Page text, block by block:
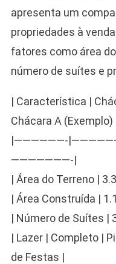
apresenta um
propriedades à
fatores como área
número de suítes e
| Característica |
Chácara A
|——————-
———————-|
| Área do Terreno |
| Área Construída |
| Número de Suítes |
| Lazer | Completo |
de Festas |